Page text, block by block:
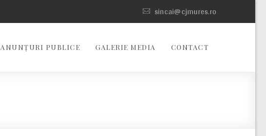
sincai@cjmures.ro
ANUNȚURI PUBLICE GALERIE MEDIA CONTACT